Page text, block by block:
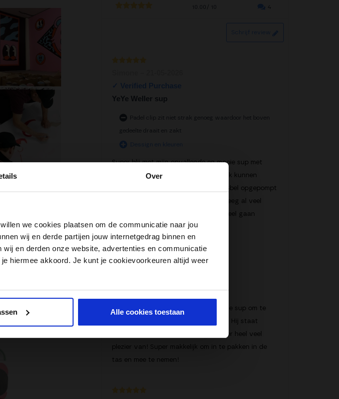
Over
we cookies plaatsen om de communicatie naar jou
wij en derde partijen jouw internetgedrag binnen en
en derden onze website, advertenties en communicatie
hiermee akkoord. Je kunt je cookievoorkeuren altijd weer
Alle cookies toestaan
met de
en bestand
blijft strak
10.00/ 10 4
YeYe Weller sup
Padel clip zit niet strak genoeg waardoor het boven
gedeelte draait en zakt
Dessign en kleuren
Super blij met mijn opvallende en mooie sup met
YeYe Weller design. Meteen in gebruik kunnen
nemen in een super warm weekend. Sbel opgepompt
en ligt heel stabiel in het water. Ik kreeg al veel
leuke reacties. Ik zal m deze zomer veel gaan
gebruiken.
Heel snel geleverd. Echt een prachtige sup om te
zien en de kwaliteit is echt geweldig. Hij staat
stabiel in het water en we hebben hier heel veel
plezier van! Super makkelijk om in te pakken in de
tas en mee te nemen!